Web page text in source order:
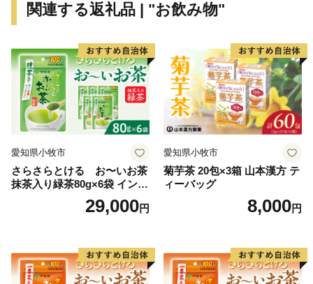
伝統工芸の里として栄えてきました。清流矢部川の恵み
たことから、市内ではお茶屋さんのほかにも、酒蔵や、
和紙や提灯、仏壇などの伝統工芸の工房や店がいたると
ころで見られます。
その昔ながらの情緒はもちろん、江戸時代の文化を残す
白壁の町屋の町並み、山間部の棚田など、たっぷりの風
これらの特産品は、八女市ふるさと支援寄附をいただい
ぜひ八女の魅力をご堪能ください。
【期間限定の特産品（フルーツ）】
ぜひ味わっていただきたいのが、八女産のみずみずしい
関連する返礼品 | "お飲み物"
愛知県小牧市
さらさらとける お〜いお茶
抹茶入り緑茶80g×6袋 インス
タント緑茶 粉末緑茶 粉末茶
おーいお茶 粉末緑茶29,000円
愛知県小牧市
菊芋茶 20包×3箱 山本漢方 テ
ィーバッグ
8,000円